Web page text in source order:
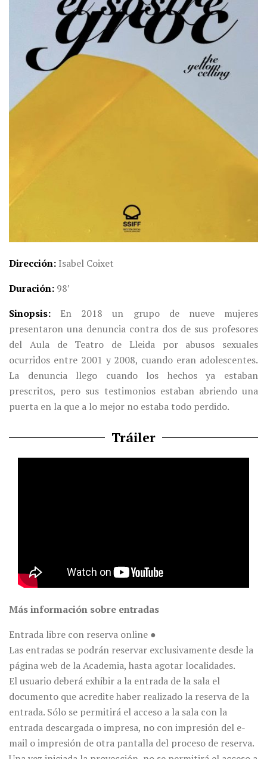
Dirección Isabel Coixet
Duración 98′
Sinopsis
En 2018 un grupo de nueve mujeres
presentaron una denuncia contra dos de sus profesores
del Aula de Teatro de Lleida por abusos sexuales
ocurridos entre 2001 y 2008, cuando eran adolescentes.
La denuncia llego cuando los hechos ya estaban
prescritos, pero sus testimonios estaban abriendo una
puerta en la que a lo mejor no estaba todo perdido.
Tráiler
Más información sobre entradas
Entrada libre con reserva online ●
Las entradas se podrán reservar exclusivamente desde la
página web de la Academia, hasta agotar localidades.
El usuario deberá exhibir a la entrada de la sala el
documento que acredite haber realizado la reserva de la
entrada. Sólo se permitirá el acceso a la sala con la
entrada descargada o impresa, no con impresión del e-
mail o impresión de otra pantalla del proceso de reserva.